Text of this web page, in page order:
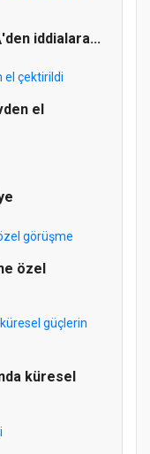
Sınavı
iddialara...
el
özel
küresel